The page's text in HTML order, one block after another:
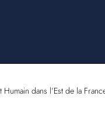
dans l’Est de la